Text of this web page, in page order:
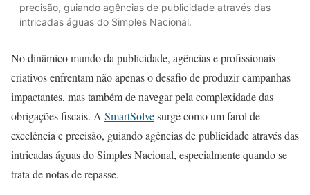
precisão, guiando agências de publicidade através das
intricadas águas do Simples Nacional.
No dinâmico mundo da publicidade, agências e profissionais
criativos enfrentam não apenas o desafio de produzir campanhas
impactantes, mas também de navegar pela complexidade das
obrigações fiscais. A SmartSolvesurge como um farol de
excelência e precisão, guiando agências de publicidade através das
intricadas águas do Simples Nacional, especialmente quando se
trata de notas de repasse.